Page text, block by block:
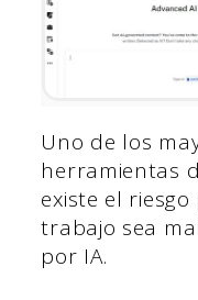
Uno de los
herramientas
existe el
trabajo sea
por IA.